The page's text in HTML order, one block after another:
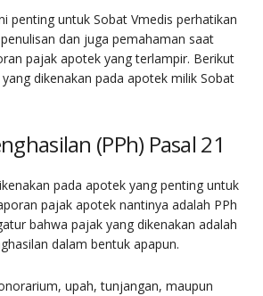
penting untuk Sobat Vmedis perhatikan
dan juga pemahaman saat
pajak apotek yang terlampir. Berikut
dikenakan pada apotek milik Sobat
(PPh) Pasal 21
pada apotek yang penting untuk
pajak apotek nantinya adalah PPh
bahwa pajak yang dikenakan adalah
dalam bentuk apapun.
upah, tunjangan, maupun